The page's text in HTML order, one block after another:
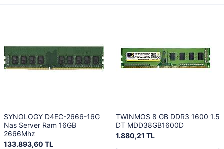
SYNOLOGY D4EC-2666-16G
Nas Server Ram 16GB
2666Mhz
133.893,60 TL
TWINMOS 8 GB DDR3 1600 1.5
DT MDD38GB1600D
1.880,21 TL